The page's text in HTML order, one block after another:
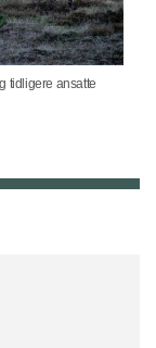
tidligere ansatte